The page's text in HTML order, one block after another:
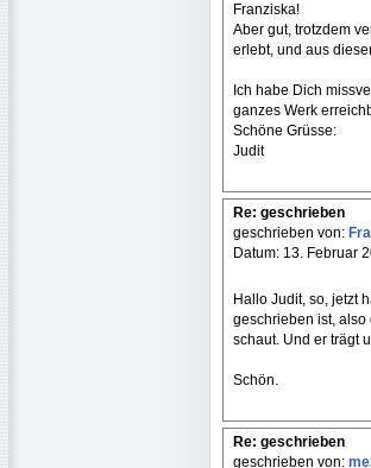
Franziska!
Aber gut, trotzdem
erlebt, und aus
Ich habe Dich
ganzes Werk
Schöne Grüsse:
Judit
Re: geschrieben
geschrieben von:
Datum: 13. Februar
Hallo Judit, so, jetzt
geschrieben ist, also
schaut. Und er trägt
Schön.
Re: geschrieben
geschrieben von: